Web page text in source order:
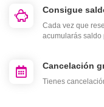
Consigue
Cada vez que
acumularás saldo
Cancelación
Tienes